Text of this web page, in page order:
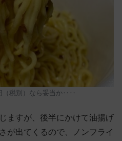
（税別）なら妥当か‥‥
ますが、後半にかけて油揚げ
が出てくるので、ノンフライ